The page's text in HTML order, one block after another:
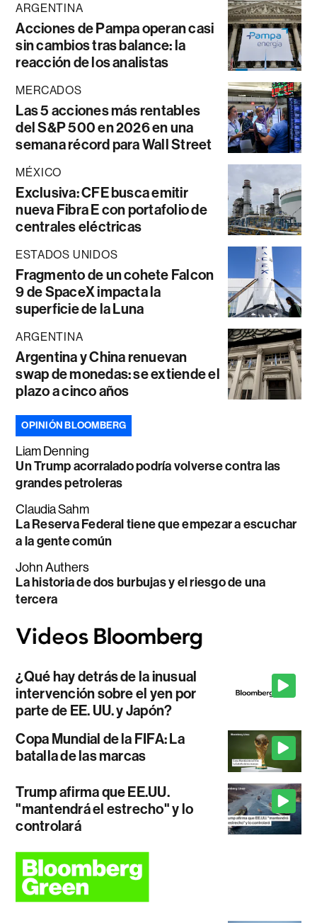
ARGENTINA
Acciones de Pampa operan casi
sin cambios tras balance: la
reacción de los analistas
MERCADOS
Las 5 acciones más rentables
del S&P 500 en 2026 en una
semana récord para Wall Street
MÉXICO
Exclusiva: CFE busca emitir
nueva Fibra E con portafolio de
centrales eléctricas
ESTADOS UNIDOS
Fragmento de un cohete Falcon
9 de SpaceX impacta la
superficie de la Luna
ARGENTINA
Argentina y China renuevan
swap de monedas: se extiende el
plazo a cinco años
OPINIÓN BLOOMBERG
Liam Denning
Un Trump acorralado podría volverse contra las
grandes petroleras
Claudia Sahm
La Reserva Federal tiene que empezar a escuchar
a la gente común
John Authers
La historia de dos burbujas y el riesgo de una
tercera
¿Qué hay detrás de la inusual
intervención sobre el yen por
parte de EE. UU. y Japón?
Copa Mundial de la FIFA: La
batalla de las marcas
Trump afirma que EE.UU.
"mantendrá el estrecho" y lo
controlará